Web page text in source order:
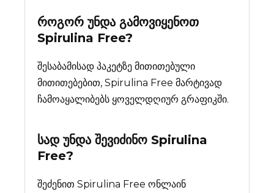
როგორ უნდა გამოვიყენოთ
Spirulina Free?
შესაბამისად პაკეტზე მითითებული
მითითებებით, Spirulina Free მარტივად
ჩამოაყალიბებს ყოველდღიურ გრაფიკში.
სად უნდა შევიძინოSpirulina
Free?
შეძენით Spirulina Free ონლაინ